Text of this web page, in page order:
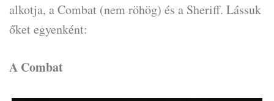
alkotja, a Combat (nem röhög) és a Sheriff. Lássuk
őket egyenként:
A Combat